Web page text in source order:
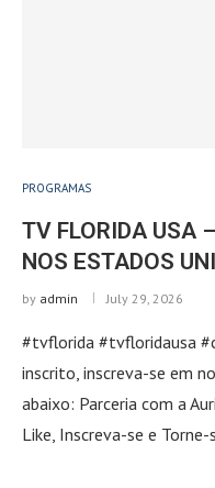
PROGRAMAS
TV FLORIDA USA
NOS ESTADOS
by admin July 29, 2026
#tvflorida #tvfloridausa
inscrito, inscreva-se em
abaixo: Parceria com a
Like, Inscreva-se e